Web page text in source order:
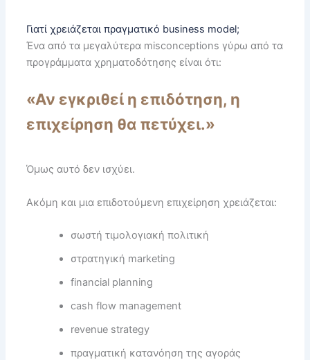
Γιατί χρειάζεται πραγματικό business model;
Ένα από τα μεγαλύτερα misconceptions γύρω από τα
προγράμματα χρηματοδότησης είναι ότι:
«Αν εγκριθεί η επιδότηση, η
επιχείρηση θα πετύχει.»
Όμως αυτό δεν ισχύει.
Ακόμη και μια επιδοτούμενη επιχείρηση χρειάζεται:
σωστή τιμολογιακή πολιτική
στρατηγική marketing
financial planning
cash flow management
revenue strategy
πραγματική κατανόηση της αγοράς